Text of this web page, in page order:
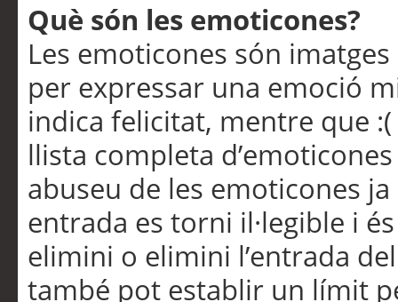
Què són les emoticones?
Les emoticones són
per expressar una emoció
indica felicitat, mentre que
llista completa
abuseu de les emoticones
entrada es torni il·legible i
elimini o elimini l’entrada
també pot establir un límit